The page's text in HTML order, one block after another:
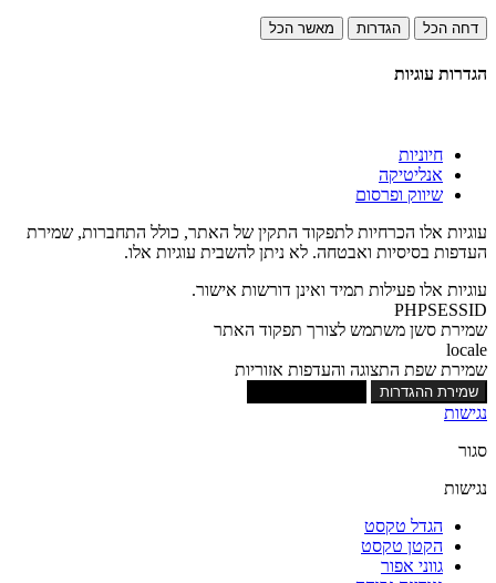
דחה הכל הגדרות מאשר הכל
הגדרות עוגיות
חיוניות
אנליטיקה
שיווק ופרסום
עוגיות אלו הכרחיות לתפקוד התקין של האתר, כולל התחברות, שמירת
העדפות בסיסיות ואבטחה. לא ניתן להשבית עוגיות אלו.
עוגיות אלו פעילות תמיד ואינן דורשות אישור.
PHPSESSID
שמירת סשן משתמש לצורך תפקוד האתר
locale
שמירת שפת התצוגה והעדפות אזוריות
שמירת ההגדרות
נגישות
סגור
נגישות
הגדל טקסט
הקטן טקסט
גווני אפור